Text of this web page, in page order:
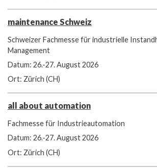
maintenance Schweiz
Schweizer Fachmesse für industrielle
Management
Datum: 26.-27. August 2026
Ort: Zürich (CH)
all about automation
Fachmesse für Industrieautomation
Datum: 26.-27. August 2026
Ort: Zürich (CH)